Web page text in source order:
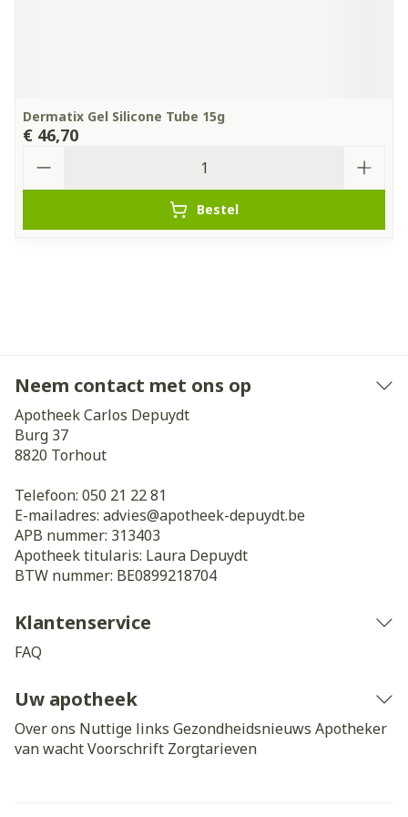
Dermatix Gel Silicone Tube 15g
€ 46,70
Bestel
Neem contact met ons op
Apotheek Carlos Depuydt
Burg 37
8820 Torhout
Telefoon: 050 21 22 81
E-mailadres: advies@apotheek-depuydt.be
APB nummer: 313403
Apotheek titularis: Laura Depuydt
BTW nummer: BE0899218704
Klantenservice
FAQ
Uw apotheek
Over ons Nuttige links Gezondheidsnieuws Apotheker
van wachtVoorschrift Zorgtarieven